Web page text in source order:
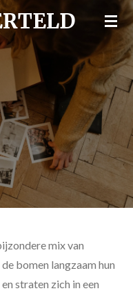
mix van
bomen langzaam hun
straten zich in een